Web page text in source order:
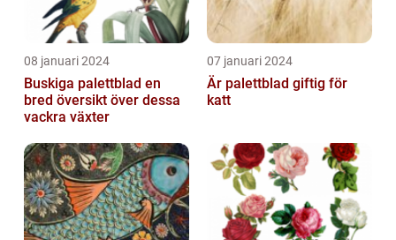
08 januari 2024
Buskiga palettblad en
bred översikt över dessa
vackra växter
07 januari 2024
Är palettblad giftig för
katt